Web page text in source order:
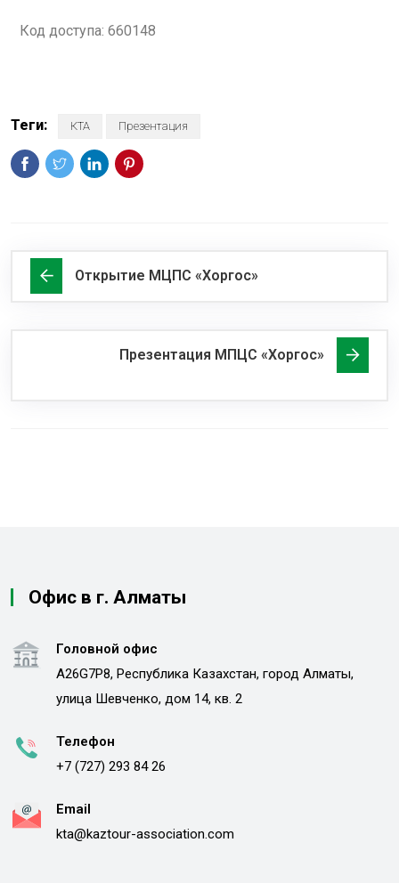
Код доступа: 660148
Теги: КТА Презентация
Открытие МЦПС «Хоргос»
Презентация МПЦС «Хоргос»
Офис в г. Алматы
Головной офис
A26G7P8, Республика Казахстан, город Алматы,
улица Шевченко, дом 14, кв. 2
Телефон
+7 (727) 293 84 26
Email
kta@kaztour-association.com